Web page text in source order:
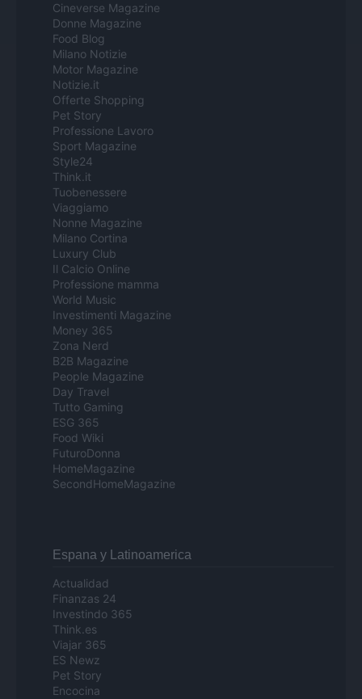
Cineverse Magazine
Donne Magazine
Food Blog
Milano Notizie
Motor Magazine
Notizie.it
Offerte Shopping
Pet Story
Professione Lavoro
Sport Magazine
Style24
Think.it
Tuobenessere
Viaggiamo
Nonne Magazine
Milano Cortina
Luxury Club
Il Calcio Online
Professione mamma
World Music
Investimenti Magazine
Money 365
Zona Nerd
B2B Magazine
People Magazine
Day Travel
Tutto Gaming
ESG 365
Food Wiki
FuturoDonna
HomeMagazine
SecondHomeMagazine
Espana y Latinoamerica
Actualidad
Finanzas 24
Investindo 365
Think.es
Viajar 365
ES Newz
Pet Story
Encocina